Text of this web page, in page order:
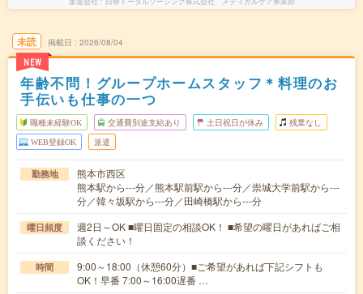
未読
NEW
掲載日 2026/08/04
年齢不問！グループホームスタッフ＊料理のお
手伝いも仕事の一つ
職種未経験OK 交通費別途支給あり 土日祝日が休み 残業なし
WEB登録OK 派遣
勤務地
熊本市西区
熊本駅から---分／熊本駅前駅から---分／崇城大学前駅から---
分／韓々坂駅から---分／田崎橋駅から---分
曜日頻度
週2日～OK ■曜日固定の相談OK！ ■希望の曜日があればご相
談ください！
時間
9:00～18:00（休憩60分）■ご希望があれば下記シフトも
OK！早番 7:00～16:00遅番 …